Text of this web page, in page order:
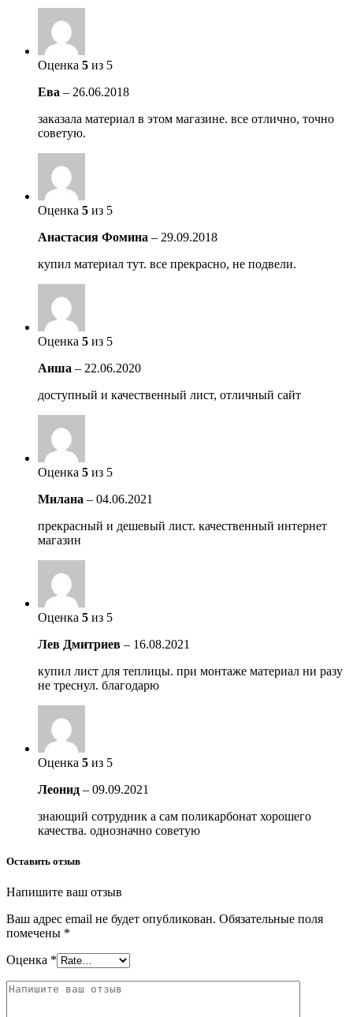
Оценка 5 из 5
Ева – 26.06.2018
заказала материал в этом магазине. все отлично, точно
советую.
Оценка 5 из 5
Анастасия Фомина – 29.09.2018
купил материал тут. все прекрасно, не подвели.
Оценка 5 из 5
Аиша – 22.06.2020
доступный и качественный лист, отличный сайт
Оценка 5 из 5
Милана – 04.06.2021
прекрасный и дешевый лист. качественный интернет
магазин
Оценка 5 из 5
Лев Дмитриев – 16.08.2021
купил лист для теплицы. при монтаже материал ни разу
не треснул. благодарю
Оценка 5 из 5
Леонид – 09.09.2021
знающий сотрудник а сам поликарбонат хорошего
качества. однозначно советую
Оставить отзыв
Напишите ваш отзыв
Ваш адрес email не будет опубликован. Обязательные поля
помечены *
Оценка *